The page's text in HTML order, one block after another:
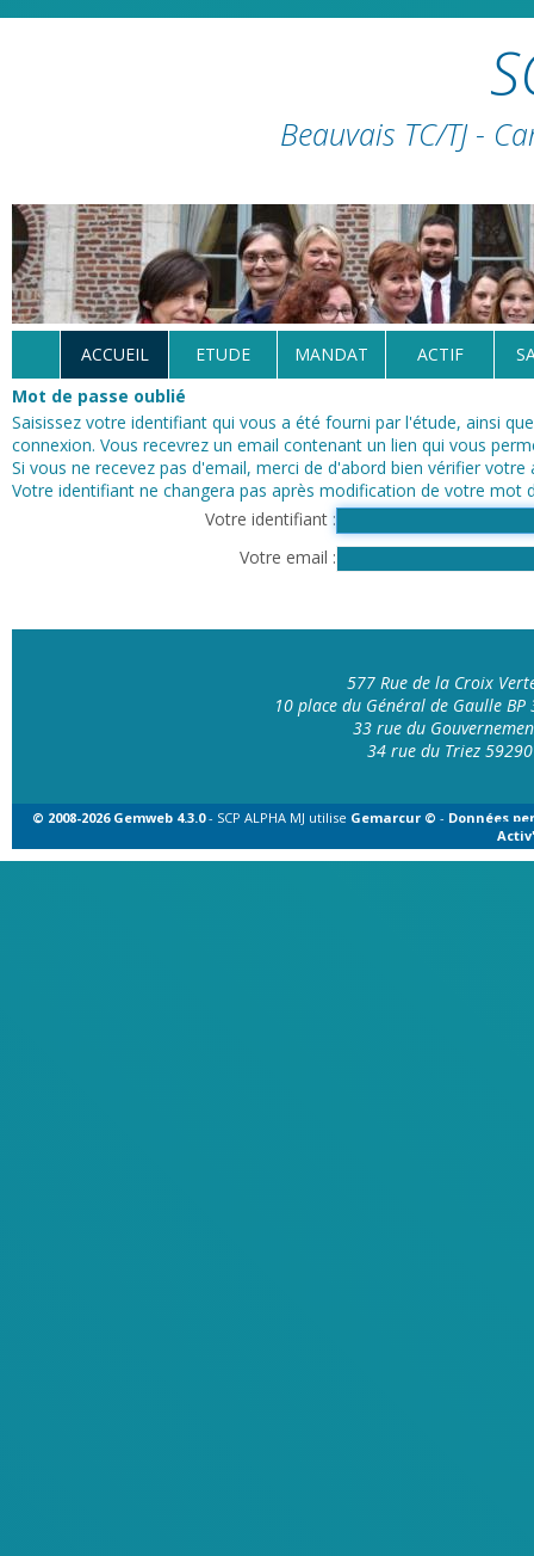
Beauvais TC/TJ -
ACCUEIL ETUDE MANDAT ACTIF
Mot de passe oublié
Saisissez votre identifiant qui vous a été fourni par l'étude, ainsi
connexion. Vous recevrez un email contenant un lien qui vous
Si vous ne recevez pas d'email, merci de d'abord bien vérifier
Votre identifiant ne changera pas après modification de votre mot
Votre identifiant
Votre email
577 Rue de la Croix
10 place du Général de Gaulle BP
33 rue du
34 rue du Triez 59290
© 2008-2026 Gemweb 4.3.0- SCP ALPHA MJ utilise Gemarcur © - Données